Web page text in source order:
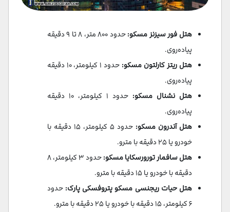
هتل فور سیزنز مسکو:
حدود ۸۰۰ متر، ۸ تا ۹ دقیقه
پیاده‌روی.
هتل ریتز کارلتون مسکو:
حدود ۱ کیلومتر، ۱۰ دقیقه
پیاده‌روی.
هتل نشنال مسکو:
حدود ۱ کیلومتر، ۱۰ دقیقه
پیاده‌روی.
هتل آندرون مسکو:
حدود ۵ کیلومتر، ۱۵ دقیقه با
خودرو یا ۲۵ دقیقه با مترو.
هتل سافمار تورورسکایا مسکو:
حدود ۳ کیلومتر، ۸
دقیقه با خودرو یا ۱۵ دقیقه با مترو.
هتل حیات ریجنسی مسکو پتروفسکی پارک: حدود
۶ کیلومتر، ۱۵ دقیقه با خودرو یا ۲۵ دقیقه با مترو.